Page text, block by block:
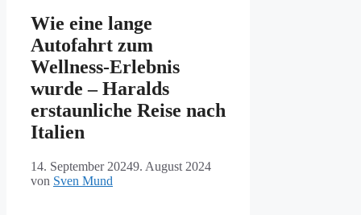
Wie eine lange
Autofahrt zum
Wellness-Erlebnis
wurde – Haralds
erstaunliche Reise nach
Italien
14. September 20249. August 2024
von Sven Mund